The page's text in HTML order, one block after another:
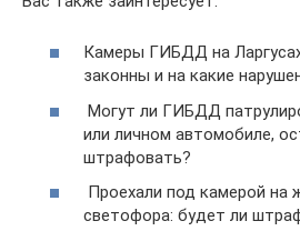
Камеры ГИБДД на
законны и на какие
Могут ли ГИБДД
или личном автомобиле,
штрафовать?
Проехали под камерой на
светофора: будет ли